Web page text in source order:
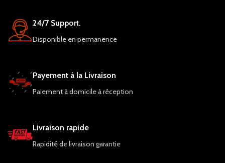
24/7 Support.
Disponible en permanence
Payement à la Livraison
Paiement à domicile à réception
Livraison rapide
Rapidité de livraison garantie